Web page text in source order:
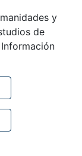
y
de